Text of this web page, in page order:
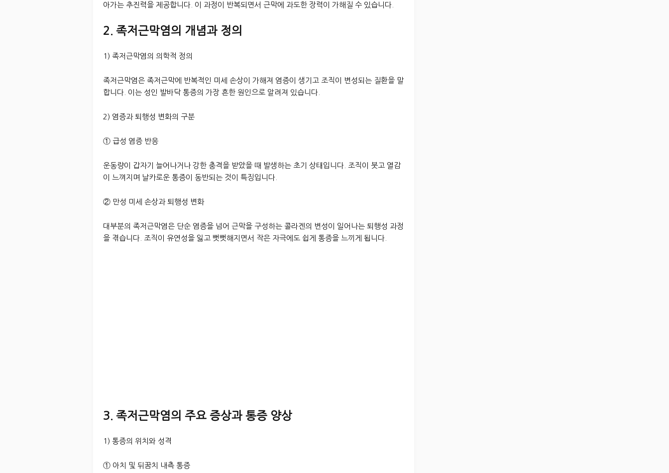
아가는 추진력을 제공합니다. 이 과정이 반복되면서 근막에 과도한 장력이 가해질 수 있습니다.
2. 족저근막염의 개념과 정의
1) 족저근막염의 의학적 정의
족저근막염은 족저근막에 반복적인 미세 손상이 가해져 염증이 생기고 조직이 변성되는 질환을 말
합니다. 이는 성인 발바닥 통증의 가장 흔한 원인으로 알려져 있습니다.
2) 염증과 퇴행성 변화의 구분
① 급성 염증 반응
운동량이 갑자기 늘어나거나 강한 충격을 받았을 때 발생하는 초기 상태입니다. 조직이 붓고 열감
이 느껴지며 날카로운 통증이 동반되는 것이 특징입니다.
② 만성 미세 손상과 퇴행성 변화
대부분의 족저근막염은 단순 염증을 넘어 근막을 구성하는 콜라겐의 변성이 일어나는 퇴행성 과정
을 겪습니다. 조직이 유연성을 잃고 뻣뻣해지면서 작은 자극에도 쉽게 통증을 느끼게 됩니다.
3. 족저근막염의 주요 증상과 통증 양상
1) 통증의 위치와 성격
① 아치 및 뒤꿈치 내측 통증